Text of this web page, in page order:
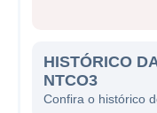
HISTÓRICO
NTCO3
Confira o histórico